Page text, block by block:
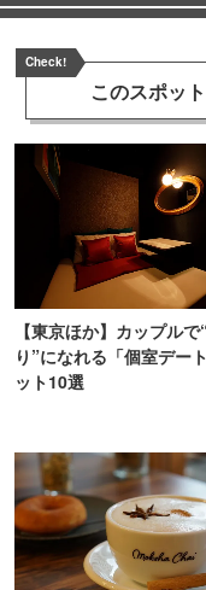
Check!
このスポッ
【東京ほか】カップルで
り”になれる「個室デー
ット10選